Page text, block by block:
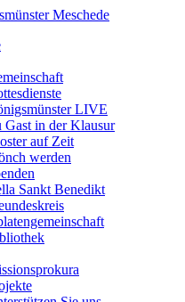
LIVE
Gast in der Klausur
auf Zeit
werden
Sankt Benedikt